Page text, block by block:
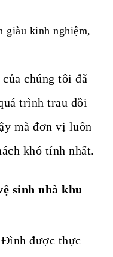
giàu kinh nghiệm,
chúng tôi đã
trình trau dồi
mà đơn vị luôn
khó tính nhất.
sinh nhà khu
được thực